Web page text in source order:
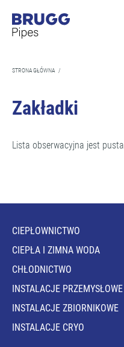
STRONA GŁÓWNA /
Zakładki
Lista obserwacyjna jest pusta
CIEPŁOWNICTWO
CIEPŁA I ZIMNA WODA
CHŁODNICTWO
INSTALACJE PRZEMYSŁOWE
INSTALACJE ZBIORNIKOWE
INSTALACJE CRYO